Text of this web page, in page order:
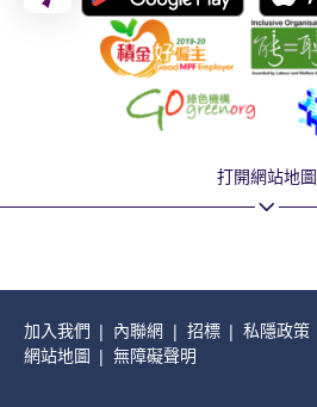
打開網站地圖
加入我們 內聯網 招標 私隱政策
網站地圖
無障礙聲明